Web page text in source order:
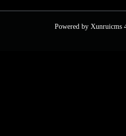
Powered by Xunruicms